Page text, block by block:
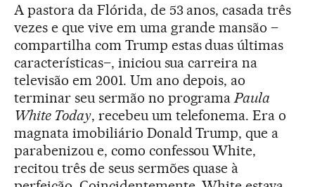
A pastora da Flórida, de 53 anos, casada três
vezes e que vive em uma grande mansão –
compartilha com Trump estas duas últimas
características–, iniciou sua carreira na
televisão em 2001. Um ano depois, ao
terminar seu sermão no programaPaula
White Today, recebeu um telefonema. Era o
magnata imobiliário Donald Trump, que a
parabenizou e, como confessou White,
recitou três de seus sermões quase à